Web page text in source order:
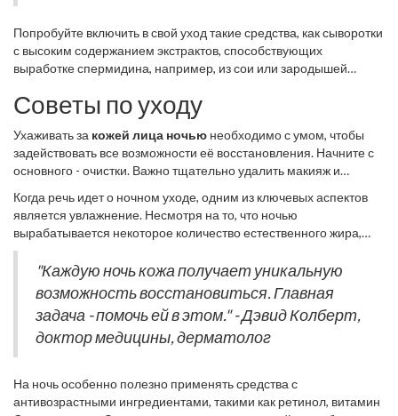
Попробуйте включить в свой уход такие средства, как сыворотки
с высоким содержанием экстрактов, способствующих
выработке спермидина, например, из сои или зародышей
повысить её способность к самовосстановлению. Также важно
отметить, что употребление в пищу продуктов, богатых
спермидином, таких как горох, брокколи и цельнозерновые,
может поддержать эти процессы ещё и изнутри.
Советы по уходу
Ухаживать за кожей лица ночью необходимо с умом, чтобы
задействовать все возможности её восстановления. Начните с
основного - очистки. Важно тщательно удалить макияж и
средства, которые не пересушивают кожу. Так вы подготовите
её для нанесения активных компонентов. Каждый этап ухода
должен быть направлен на поддержку естественных процессов,
Когда речь идет о ночном уходе, одним из ключевых аспектов
является увлажнение. Несмотря на то, что ночью
вырабатывается некоторое количество естественного жира,
дополнительное увлажнение способствует более
эффективному восстановлению. Используйте кремы с
гиалуроновой кислотой или глицерином, чтобы поддерживать
баланс влаги. Они помогают восстанавливать защитный
барьер, особенно после очищения. Никогда не упускайте этап
увлажнения, он поможет вам избежать чувства стянутости и
дискомфорта.
"Каждую ночь кожа получает уникальную
возможность восстановиться. Главная
задача - помочь ей в этом." - Дэвид Колберт,
доктор медицины, дерматолог
На ночь особенно полезно применять средства с
антивозрастными ингредиентами, такими как ретинол, витамин